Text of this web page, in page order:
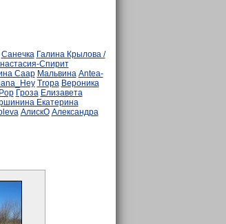
Санечка Галина Крылова /
Спирит
Саар Мальвина Antea-
Tropa Вероника
Гроза Елизавета
Екатерина
АлискО Александра